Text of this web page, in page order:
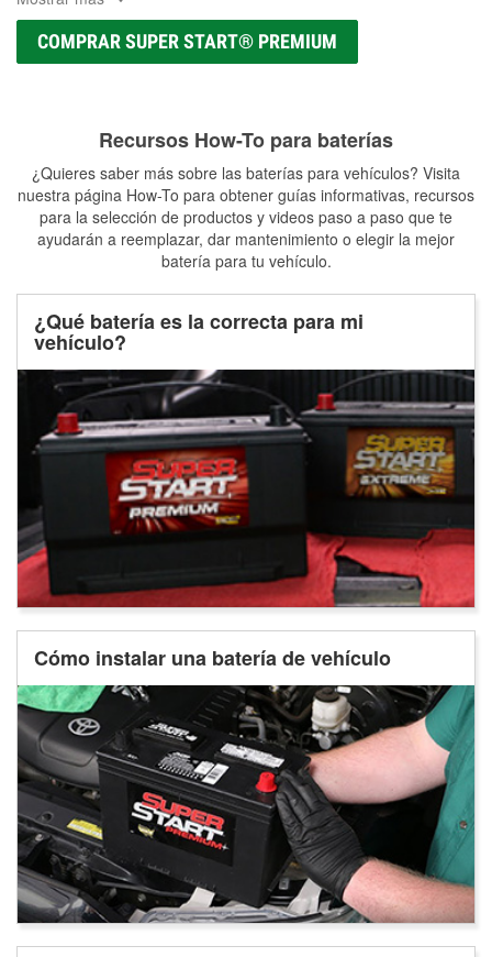
COMPRAR SUPER START® PREMIUM
Recursos How-To para baterías
¿Quieres saber más sobre las baterías para vehículos? Visita
nuestra página How-To para obtener guías informativas, recursos
para la selección de productos y videos paso a paso que te
ayudarán a reemplazar, dar mantenimiento o elegir la mejor
batería para tu vehículo.
¿Qué batería es la correcta para mi
vehículo?
Cómo instalar una batería de vehículo